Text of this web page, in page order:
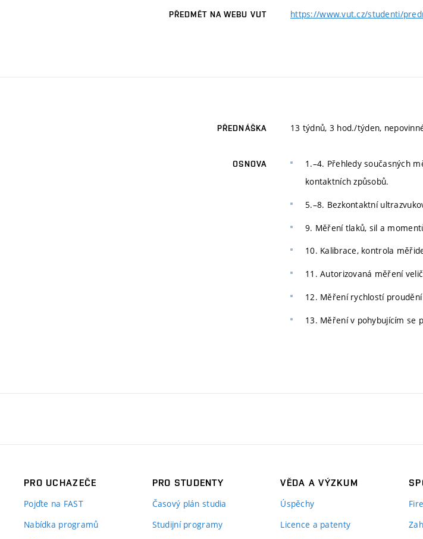
PŘEDMĚT NA WEBU VUT https://www.vut.cz/studenti/
PŘEDNÁŠKA 13 týdnů, 3 hod./týden,
OSNOVA
1.–4. Přehledy současných
kontaktních způsobů.
5.–8. Bezkontaktní
9. Měření tlaků, sil a
10. Kalibrace, kontrola
11. Autorizovaná měření
12. Měření rychlostí
13. Měření v pohybujícím se
PRO UCHAZEČE
Pojďte na FAST
Nabídka programů
PRO STUDENTY
Časový plán studia
Studijní programy
VĚDA A VÝZKUM
Úspěchy
Licence a patenty